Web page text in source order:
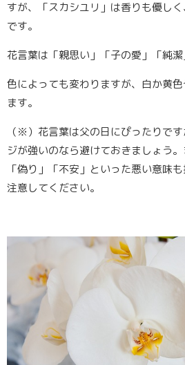
すが、「スカシユリ 」は香りも優し
です。
花言葉は「親思い」「子の愛」「純潔
色によっても変わりますが、白か黄
ます。
（※）花言葉は父の日にぴったりで
ジが強いのなら避けておきましょう
「偽り」「不安」といった悪い意味
注意してください。